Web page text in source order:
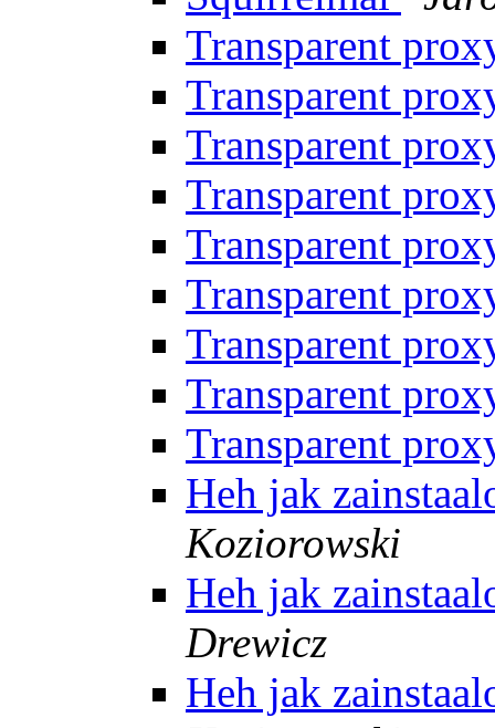
Transparent
Transparent
Transparent
Transparent
Transparent
Transparent
Transparent
Transparent
Transparent
Heh jak
Koziorowski
Heh jak
Drewicz
Heh jak